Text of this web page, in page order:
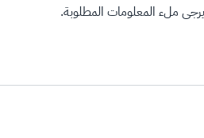
ملء المعلومات المطلوبة.